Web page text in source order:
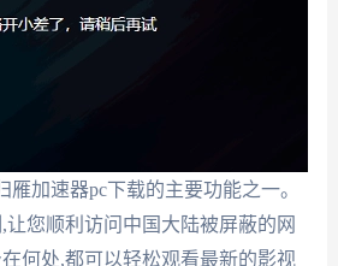
雁加速器pc下载的主要功能之一。
您顺利访问中国大陆被屏蔽的网
何处,都可以轻松观看最新的影视